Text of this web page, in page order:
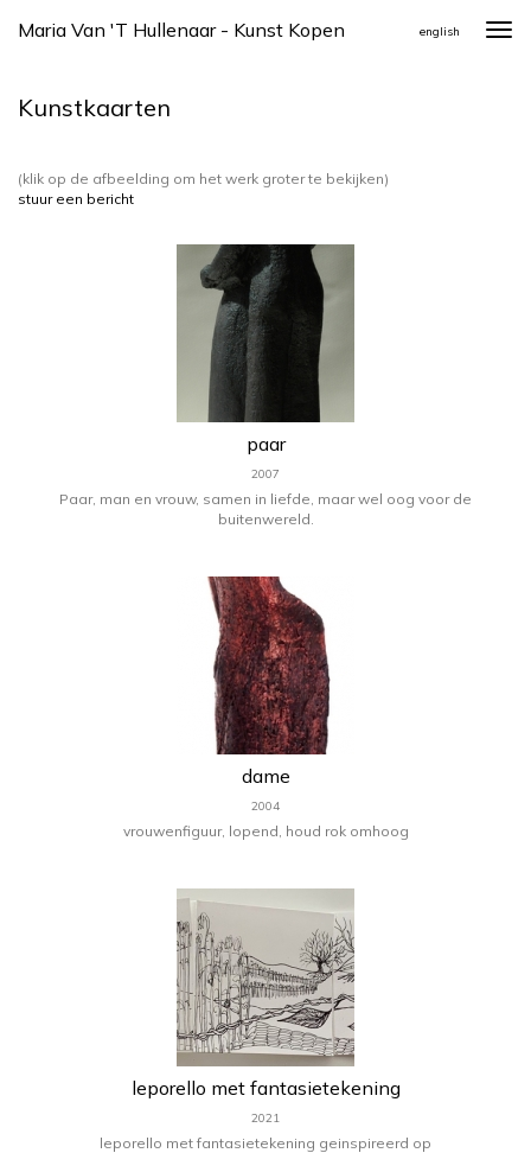
Maria Van 't Hullenaar - Kunst Kopen english
Kunstkaarten
(klik op de afbeelding om het werk groter te bekijken)
stuur een bericht
paar
2007
Paar, man en vrouw, samen in liefde, maar wel oog voor de
buitenwereld.
dame
2004
vrouwenfiguur, lopend, houd rok omhoog
leporello met fantasietekening
2021
leporello met fantasietekening geinspireerd op